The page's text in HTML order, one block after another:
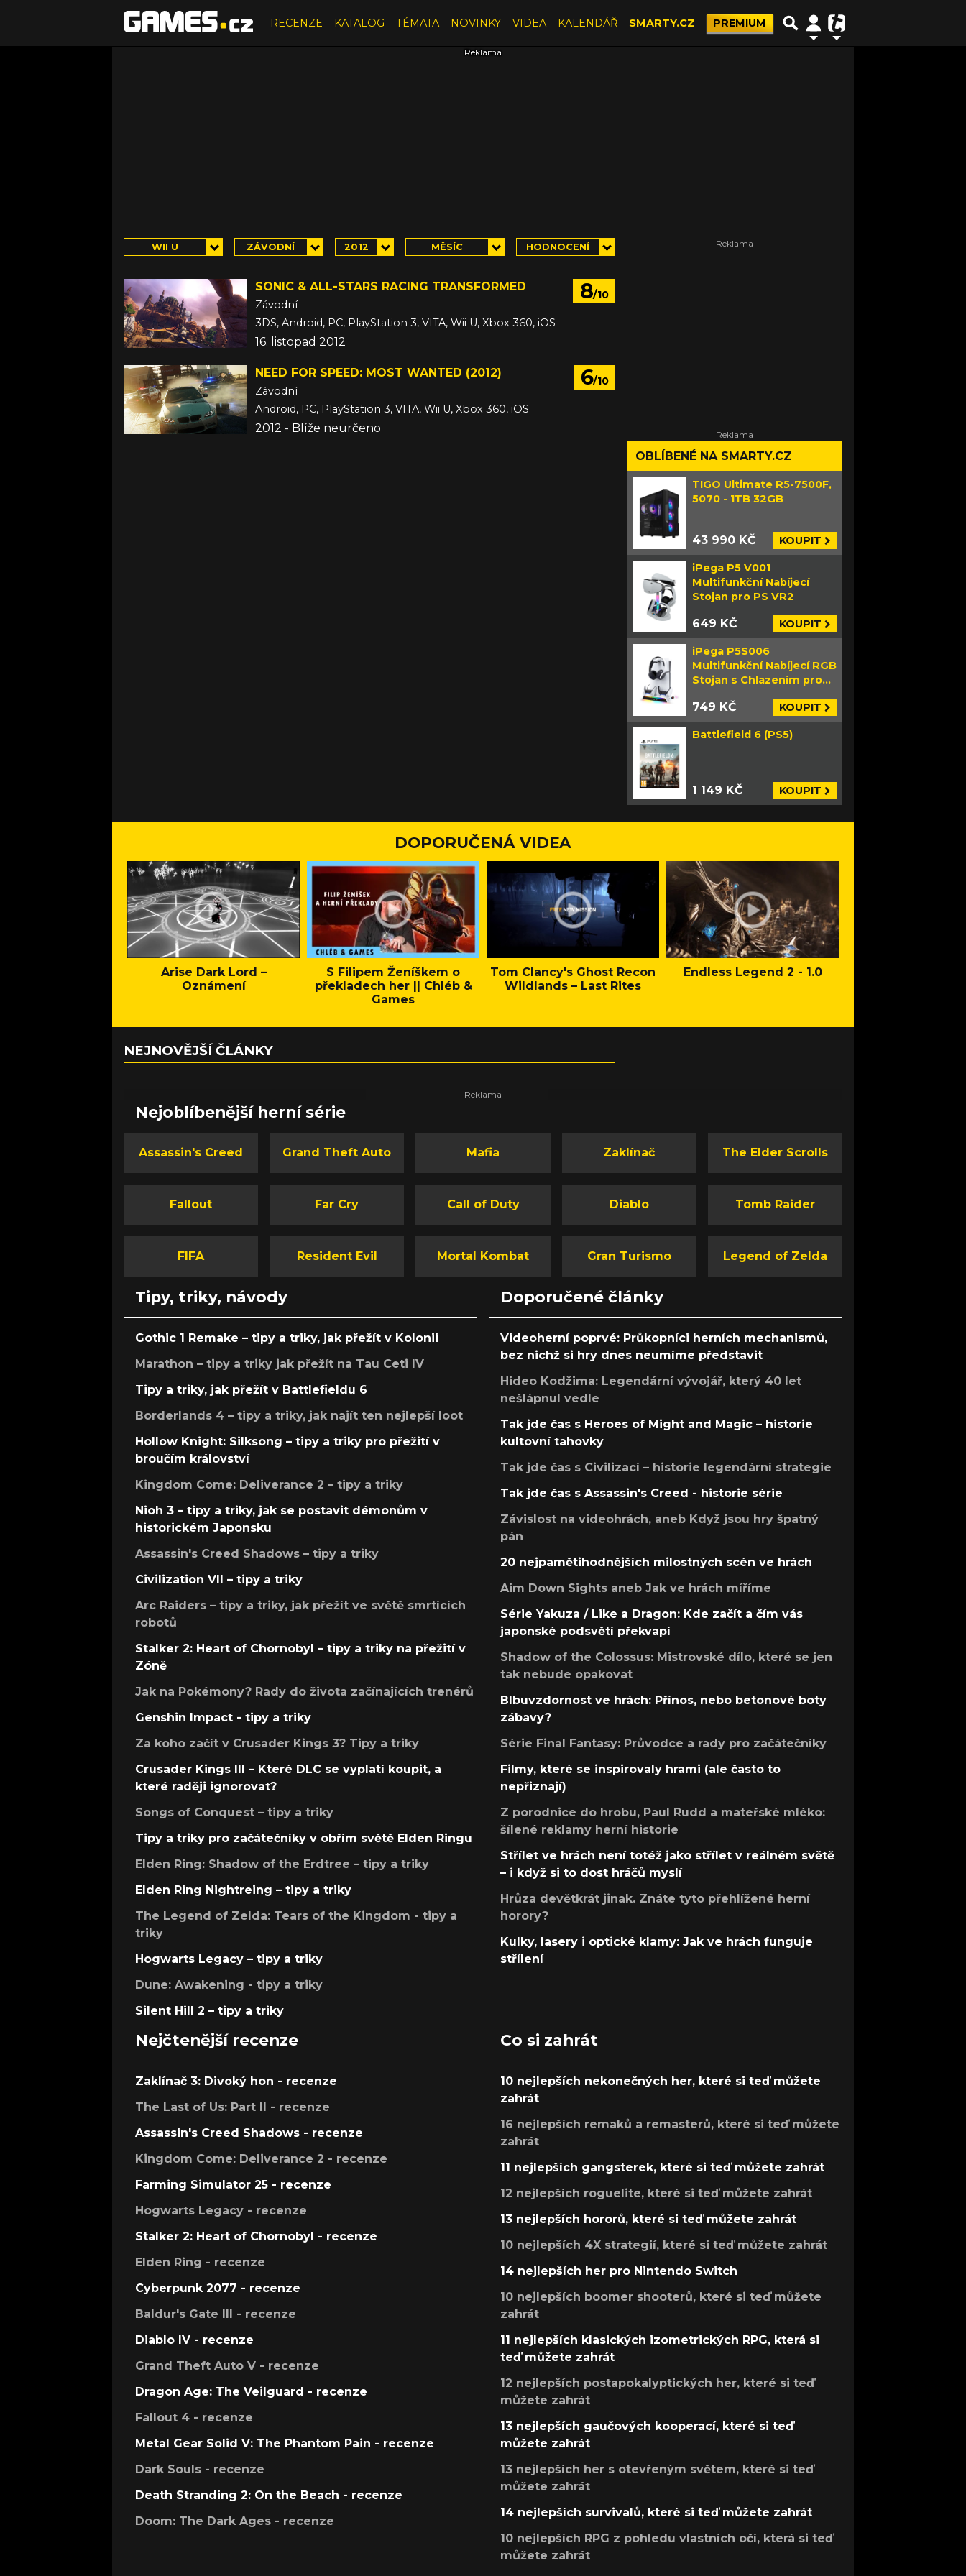
RECENZE KATALOG TÉMATA NOVINKY VIDEA KALENDÁŘ SMARTY.CZ PREMIUM
WII U ZÁVODNÍ 2012 MĚSÍC HODNOCENÍ
8/10
SONIC & ALL-STARS RACING TRANSFORMED
Závodní
3DS, Android, PC, PlayStation 3, VITA, Wii U, Xbox 360, iOS
16. listopad 2012
6/10
NEED FOR SPEED: MOST WANTED (2012)
Závodní
Android, PC, PlayStation 3, VITA, Wii U, Xbox 360, iOS
2012 - Blíže neurčeno
OBLÍBENÉ NA SMARTY.CZ
TIGO Ultimate R5-7500F,
5070 - 1TB 32GB
43 990 KČ KOUPIT
iPega P5 V001
Multifunkční Nabíjecí
Stojan pro PS VR2
649 KČ KOUPIT
iPega P5S006
Multifunkční Nabíjecí RGB
Stojan s Chlazením pro
749 KČ KOUPIT
Battlefield 6 (PS5)
1 149 KČ KOUPIT
DOPORUČENÁ VIDEA
Arise Dark Lord –
Oznámení
S Filipem Ženíškem o
překladech her || Chléb &
Games
Tom Clancy's Ghost Recon
Wildlands – Last Rites
Endless Legend 2 - 1.0
NEJNOVĚJŠÍ ČLÁNKY
Nejoblíbenější herní série
Assassin's Creed Grand Theft Auto Mafia Zaklínač The Elder Scrolls
Fallout Far Cry Call of Duty Diablo Tomb Raider
FIFA Resident Evil Mortal Kombat Gran Turismo Legend of Zelda
Tipy, triky, návody
Gothic 1 Remake – tipy a triky, jak přežít v Kolonii
Marathon – tipy a triky jak přežít na Tau Ceti IV
Tipy a triky, jak přežít v Battlefieldu 6
Borderlands 4 – tipy a triky, jak najít ten nejlepší loot
Hollow Knight: Silksong – tipy a triky pro přežití v
broučím království
Kingdom Come: Deliverance 2 – tipy a triky
Nioh 3 – tipy a triky, jak se postavit démonům v
historickém Japonsku
Assassin's Creed Shadows – tipy a triky
Civilization VII – tipy a triky
Arc Raiders – tipy a triky, jak přežít ve světě smrtících
robotů
Stalker 2: Heart of Chornobyl – tipy a triky na přežití v
Zóně
Jak na Pokémony? Rady do života začínajících trenérů
Genshin Impact - tipy a triky
Za koho začít v Crusader Kings 3? Tipy a triky
Crusader Kings III – Které DLC se vyplatí koupit, a
které raději ignorovat?
Songs of Conquest – tipy a triky
Tipy a triky pro začátečníky v obřím světě Elden Ringu
Elden Ring: Shadow of the Erdtree – tipy a triky
Elden Ring Nightreing – tipy a triky
The Legend of Zelda: Tears of the Kingdom - tipy a
triky
Hogwarts Legacy – tipy a triky
Dune: Awakening - tipy a triky
Silent Hill 2 – tipy a triky
Doporučené články
Videoherní poprvé: Průkopníci herních mechanismů,
bez nichž si hry dnes neumíme představit
Hideo Kodžima: Legendární vývojář, který 40 let
nešlápnul vedle
Tak jde čas s Heroes of Might and Magic – historie
kultovní tahovky
Tak jde čas s Civilizací – historie legendární strategie
Tak jde čas s Assassin's Creed - historie série
Závislost na videohrách, aneb Když jsou hry špatný
pán
20 nejpamětihodnějších milostných scén ve hrách
Aim Down Sights aneb Jak ve hrách míříme
Série Yakuza / Like a Dragon: Kde začít a čím vás
japonské podsvětí překvapí
Shadow of the Colossus: Mistrovské dílo, které se jen
tak nebude opakovat
Blbuvzdornost ve hrách: Přínos, nebo betonové boty
zábavy?
Série Final Fantasy: Průvodce a rady pro začátečníky
Filmy, které se inspirovaly hrami (ale často to
nepřiznají)
Z porodnice do hrobu, Paul Rudd a mateřské mléko:
šílené reklamy herní historie
Střílet ve hrách není totéž jako střílet v reálném světě
– i když si to dost hráčů myslí
Hrůza devětkrát jinak. Znáte tyto přehlížené herní
horory?
Kulky, lasery i optické klamy: Jak ve hrách funguje
střílení
Nejčtenější recenze
Zaklínač 3: Divoký hon - recenze
The Last of Us: Part II - recenze
Assassin's Creed Shadows - recenze
Kingdom Come: Deliverance 2 - recenze
Farming Simulator 25 - recenze
Hogwarts Legacy - recenze
Stalker 2: Heart of Chornobyl - recenze
Elden Ring - recenze
Cyberpunk 2077 - recenze
Baldur's Gate III - recenze
Diablo IV - recenze
Grand Theft Auto V - recenze
Dragon Age: The Veilguard - recenze
Fallout 4 - recenze
Metal Gear Solid V: The Phantom Pain - recenze
Dark Souls - recenze
Death Stranding 2: On the Beach - recenze
Doom: The Dark Ages - recenze
Co si zahrát
10 nejlepších nekonečných her, které si teď můžete
zahrát
16 nejlepších remaků a remasterů, které si teď můžete
zahrát
11 nejlepších gangsterek, které si teď můžete zahrát
12 nejlepších roguelite, které si teď můžete zahrát
13 nejlepších hororů, které si teď můžete zahrát
10 nejlepších 4X strategií, které si teď můžete zahrát
14 nejlepších her pro Nintendo Switch
10 nejlepších boomer shooterů, které si teď můžete
zahrát
11 nejlepších klasických izometrických RPG, která si
teď můžete zahrát
12 nejlepších postapokalyptických her, které si teď
můžete zahrát
13 nejlepších gaučových kooperací, které si teď
můžete zahrát
13 nejlepších her s otevřeným světem, které si teď
můžete zahrát
14 nejlepších survivalů, které si teď můžete zahrát
10 nejlepších RPG z pohledu vlastních očí, která si teď
můžete zahrát